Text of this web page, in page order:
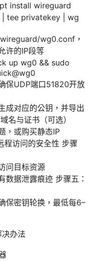
install wireguard
| tee privatekey | wg
wg0.conf，
许的IP段等
up wg0 && sudo
保UDP端口51820开放
成对应的公钥，并导出
名与证书（可选）
，或购买静态IP
程访问的安全性 步骤
问目标资源
数据泄露痕迹 步骤五：
保密钥轮换，最低每6–
办法